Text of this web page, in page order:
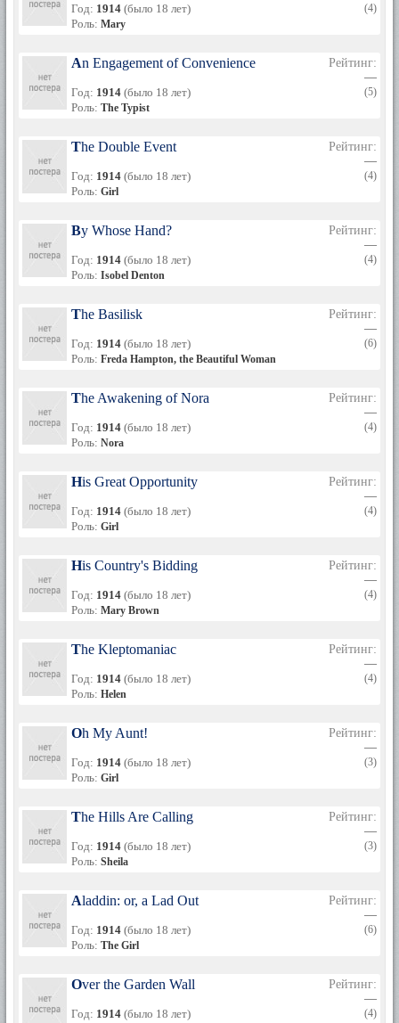
Год: 1914 (было 18 лет)
Роль: Mary
(4)
An Engagement of Convenience
Год: 1914 (было 18 лет)
Роль: The Typist
Рейтинг:
—
(5)
The Double Event
Год: 1914 (было 18 лет)
Роль: Girl
Рейтинг:
—
(4)
By Whose Hand?
Год: 1914 (было 18 лет)
Роль: Isobel Denton
Рейтинг:
—
(4)
The Basilisk
Год: 1914 (было 18 лет)
Роль: Freda Hampton, the Beautiful Woman
Рейтинг:
—
(6)
The Awakening of Nora
Год: 1914 (было 18 лет)
Роль: Nora
Рейтинг:
—
(4)
His Great Opportunity
Год: 1914 (было 18 лет)
Роль: Girl
Рейтинг:
—
(4)
His Country's Bidding
Год: 1914 (было 18 лет)
Роль: Mary Brown
Рейтинг:
—
(4)
The Kleptomaniac
Год: 1914 (было 18 лет)
Роль: Helen
Рейтинг:
—
(4)
Oh My Aunt!
Год: 1914 (было 18 лет)
Роль: Girl
Рейтинг:
—
(3)
The Hills Are Calling
Год: 1914 (было 18 лет)
Роль: Sheila
Рейтинг:
—
(3)
Aladdin: or, a Lad Out
Год: 1914 (было 18 лет)
Роль: The Girl
Рейтинг:
—
(6)
Over the Garden Wall
Год: 1914 (было 18 лет)
Рейтинг:
—
(4)